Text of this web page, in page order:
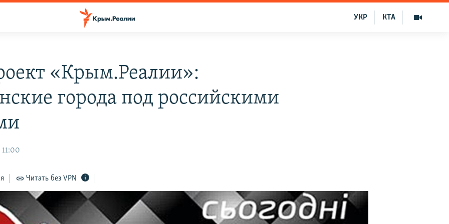
КТА
УКР
«Крым.Реалии»:
города под российскими
11:00
Читать без VPN